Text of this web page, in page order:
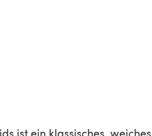
ist ein klassisches, weiches